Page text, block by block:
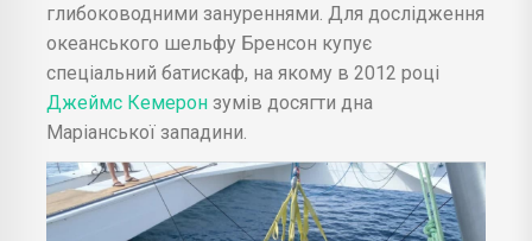
глибоководними зануреннями. Для дослідження
океанського шельфу Бренсон купує
спеціальний батискаф, на якому в 2012 році
Джеймс Кемерон зумів досягти дна
Маріанської западини.